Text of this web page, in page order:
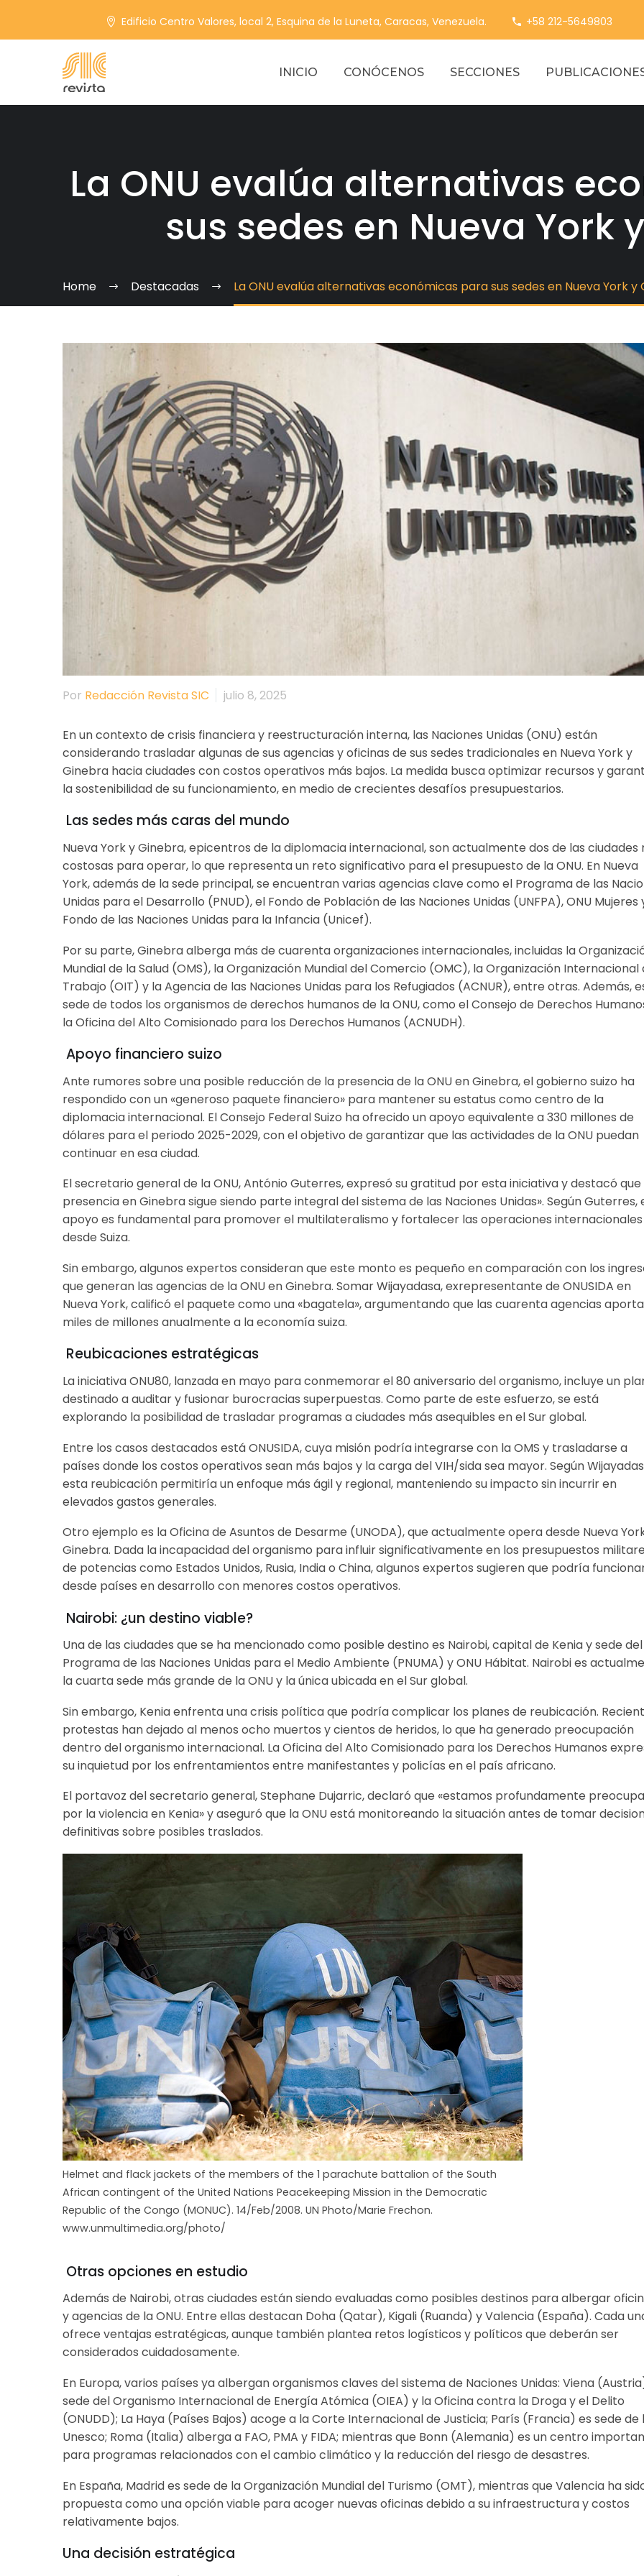
Edificio Centro Valores, local 2, Esquina de la Luneta, Caracas, Venezuela. +58 212-5649803
INICIO CONÓCENOS SECCIONES
La ONU evalúa alternativas
sus sedes en Nueva York
Home Destacadas La ONU evalúa alternativas económicas para sus sedes en Nueva York y
Por Redacción Revista SIC julio 8, 2025
En un contexto de crisis financiera y reestructuración interna, las Naciones Unidas (ONU) están
considerando trasladar algunas de sus agencias y oficinas de sus sedes tradicionales en Nueva York y
Ginebra hacia ciudades con costos operativos más bajos. La medida busca optimizar recursos y
la sostenibilidad de su funcionamiento, en medio de crecientes desafíos presupuestarios.
Las sedes más caras del mundo
Nueva York y Ginebra, epicentros de la diplomacia internacional, son actualmente dos de las ciudades
costosas para operar, lo que representa un reto significativo para el presupuesto de la ONU. En Nueva
York, además de la sede principal, se encuentran varias agencias clave como el Programa de las
Unidas para el Desarrollo (PNUD), el Fondo de Población de las Naciones Unidas (UNFPA), ONU Mujeres
Fondo de las Naciones Unidas para la Infancia (Unicef).
Por su parte, Ginebra alberga más de cuarenta organizaciones internacionales, incluidas la
Mundial de la Salud (OMS), la Organización Mundial del Comercio (OMC), la Organización Internacional
Trabajo (OIT) y la Agencia de las Naciones Unidas para los Refugiados (ACNUR), entre otras. Además,
sede de todos los organismos de derechos humanos de la ONU, como el Consejo de Derechos
la Oficina del Alto Comisionado para los Derechos Humanos (ACNUDH).
Apoyo financiero suizo
Ante rumores sobre una posible reducción de la presencia de la ONU en Ginebra, el gobierno suizo ha
respondido con un «generoso paquete financiero» para mantener su estatus como centro de la
diplomacia internacional. El Consejo Federal Suizo ha ofrecido un apoyo equivalente a 330 millones de
dólares para el periodo 2025-2029, con el objetivo de garantizar que las actividades de la ONU puedan
continuar en esa ciudad.
El secretario general de la ONU, António Guterres, expresó su gratitud por esta iniciativa y destacó que
presencia en Ginebra sigue siendo parte integral del sistema de las Naciones Unidas». Según Guterres,
apoyo es fundamental para promover el multilateralismo y fortalecer las operaciones internacionales
desde Suiza.
Sin embargo, algunos expertos consideran que este monto es pequeño en comparación con los
que generan las agencias de la ONU en Ginebra. Somar Wijayadasa, exrepresentante de ONUSIDA en
Nueva York, calificó el paquete como una «bagatela», argumentando que las cuarenta agencias
miles de millones anualmente a la economía suiza.
Reubicaciones estratégicas
La iniciativa ONU80, lanzada en mayo para conmemorar el 80 aniversario del organismo, incluye un
destinado a auditar y fusionar burocracias superpuestas. Como parte de este esfuerzo, se está
explorando la posibilidad de trasladar programas a ciudades más asequibles en el Sur global.
Entre los casos destacados está ONUSIDA, cuya misión podría integrarse con la OMS y trasladarse a
países donde los costos operativos sean más bajos y la carga del VIH/sida sea mayor. Según
esta reubicación permitiría un enfoque más ágil y regional, manteniendo su impacto sin incurrir en
elevados gastos generales.
Otro ejemplo es la Oficina de Asuntos de Desarme (UNODA), que actualmente opera desde Nueva
Ginebra. Dada la incapacidad del organismo para influir significativamente en los presupuestos
de potencias como Estados Unidos, Rusia, India o China, algunos expertos sugieren que podría
desde países en desarrollo con menores costos operativos.
Nairobi: ¿un destino viable?
Una de las ciudades que se ha mencionado como posible destino es Nairobi, capital de Kenia y sede del
Programa de las Naciones Unidas para el Medio Ambiente (PNUMA) y ONU Hábitat. Nairobi es
la cuarta sede más grande de la ONU y la única ubicada en el Sur global.
Sin embargo, Kenia enfrenta una crisis política que podría complicar los planes de reubicación.
protestas han dejado al menos ocho muertos y cientos de heridos, lo que ha generado preocupación
dentro del organismo internacional. La Oficina del Alto Comisionado para los Derechos Humanos
su inquietud por los enfrentamientos entre manifestantes y policías en el país africano.
El portavoz del secretario general, Stephane Dujarric, declaró que «estamos profundamente
por la violencia en Kenia» y aseguró que la ONU está monitoreando la situación antes de tomar
definitivas sobre posibles traslados.
Helmet and flack jackets of the members of the 1 parachute battalion of the South
African contingent of the United Nations Peacekeeping Mission in the Democratic
Republic of the Congo (MONUC). 14/Feb/2008. UN Photo/Marie Frechon.
www.unmultimedia.org/photo/
Otras opciones en estudio
Además de Nairobi, otras ciudades están siendo evaluadas como posibles destinos para albergar
y agencias de la ONU. Entre ellas destacan Doha (Qatar), Kigali (Ruanda) y Valencia (España). Cada
ofrece ventajas estratégicas, aunque también plantea retos logísticos y políticos que deberán ser
considerados cuidadosamente.
En Europa, varios países ya albergan organismos claves del sistema de Naciones Unidas: Viena
sede del Organismo Internacional de Energía Atómica (OIEA) y la Oficina contra la Droga y el Delito
(ONUDD); La Haya (Países Bajos) acoge a la Corte Internacional de Justicia; París (Francia) es sede de
Unesco; Roma (Italia) alberga a FAO, PMA y FIDA; mientras que Bonn (Alemania) es un centro
para programas relacionados con el cambio climático y la reducción del riesgo de desastres.
En España, Madrid es sede de la Organización Mundial del Turismo (OMT), mientras que Valencia ha
propuesta como una opción viable para acoger nuevas oficinas debido a su infraestructura y costos
relativamente bajos.
Una decisión estratégica